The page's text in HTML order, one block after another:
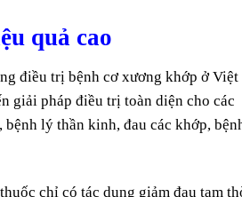
quả cao
điều trị bệnh cơ xương khớp ở Việt
giải pháp điều trị toàn diện cho các
lý thần kinh, đau các khớp,
chỉ có tác dụng giảm đau tạm